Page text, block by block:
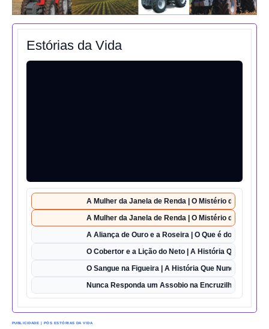
Estórias da Vida
A Mulher da Janela de Renda | O Mistério da Casa 42
A Mulher da Janela de Renda | O Mistério da Casa 42
A Aliança de Ouro e a Roseira | O Que é do Amor
O Cobertor e a Lição do Neto | A História Que Vai Te
O Sangue na Figueira | A História Que Nunca Foi
Nunca Responda um Assobio na Encruzilhada | O
PUBLICIDADE | PÓS ESTÓRIAS DA VIDA